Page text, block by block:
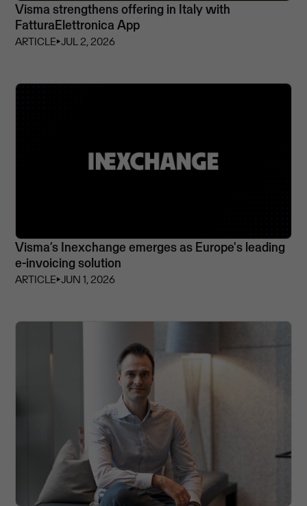
Visma strengthens offering in Italy with
FatturaElettronica App
ARTICLE⏵JUL 2, 2026
Visma’s Inexchange emerges as Europe's leading
e-invoicing solution
ARTICLE⏵JUN 1, 2026